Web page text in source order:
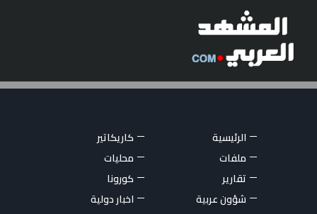
الرئيسية
كاريكاتير
ملفات
محليات
تقارير
كورونا
شؤون عربية
اخبار دولية